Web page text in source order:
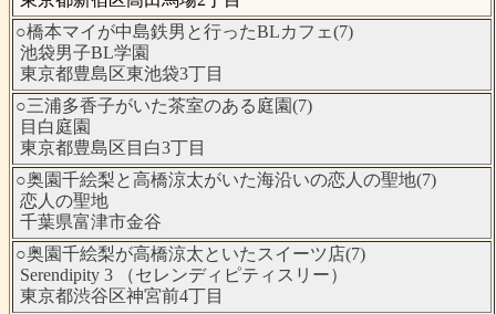
○橋本マイが中島鉄男と行ったBLカフェ(7)
池袋男子BL学園
東京都豊島区東池袋3丁目
○三浦多香子がいた茶室のある庭園(7)
目白庭園
東京都豊島区目白3丁目
○奥園千絵梨と高橋涼太がいた海沿いの恋人の聖地(7)
恋人の聖地
千葉県富津市金谷
○奥園千絵梨が高橋涼太といたスイーツ店(7)
Serendipity 3 （セレンディピティスリー）
東京都渋谷区神宮前4丁目